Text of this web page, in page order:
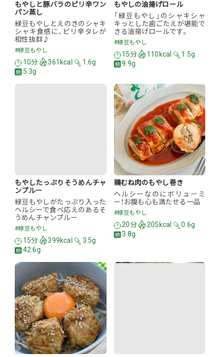
もやしと豚バラのピリ辛ワン
パン蒸し
緑豆もやしとえのきのシャキ
シャキ食感に、ピリ辛タレが
相性抜群♪
#緑豆もやし
10分 361kcal
1.6g
5.3g
もやしの油揚げロール
「緑豆もやし」のシャキシャ
キっとした歯ごたえが堪能で
きる油揚げロールです。
#緑豆もやし
15分 110kcal
1.5g
9.9g
もやしたっぷりそうめんチャ
ンプルー
緑豆もやしがたっぷり入った
ヘルシーで食べ応えのあるそ
うめんチャンプルー
#緑豆もやし
15分 399kcal
3.5g
42.6g
鶏むね肉のもやし巻き
ヘルシーなのにボリューミ
ー！お腹も心も満たせる一品
#緑豆もやし
20分 205kcal
0.6g
3.8g